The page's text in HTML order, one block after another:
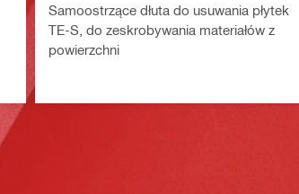
Samoostrzące dłuta do usuwania płytek
TE-S, do zeskrobywania materiałów z
powierzchni